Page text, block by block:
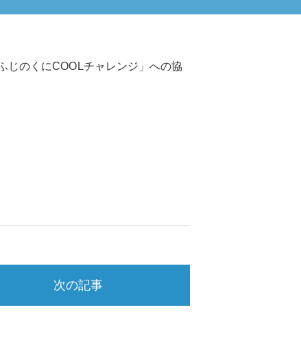
じのくにCOOLチャレンジ」への協
次の記事